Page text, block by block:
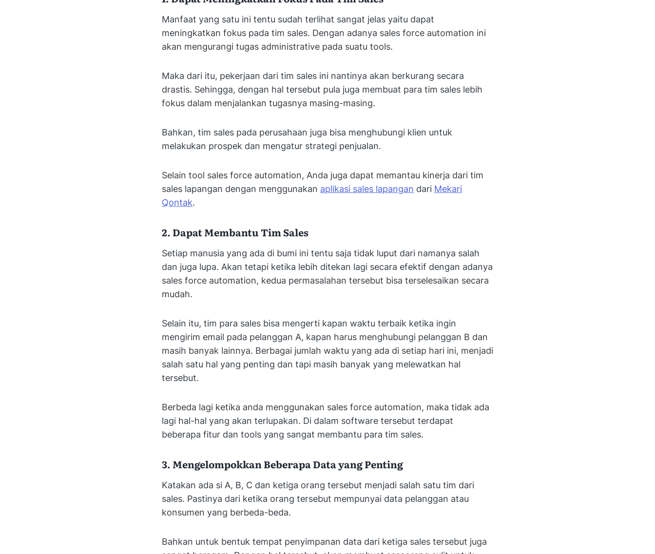
Manfaat yang satu ini tentu sudah terlihat sangat jelas yaitu dapat
meningkatkan fokus pada tim sales. Dengan adanya sales force automation ini
akan mengurangi tugas administrative pada suatu tools.
Maka dari itu, pekerjaan dari tim sales ini nantinya akan berkurang secara
drastis. Sehingga, dengan hal tersebut pula juga membuat para tim sales lebih
fokus dalam menjalankan tugasnya masing-masing.
Bahkan, tim sales pada perusahaan juga bisa menghubungi klien untuk
melakukan prospek dan mengatur strategi penjualan.
Selain tool sales force automation, Anda juga dapat memantau kinerja dari tim
sales lapangan dengan menggunakan aplikasi sales lapangan dari Mekari
Qontak.
2. Dapat Membantu Tim Sales
Setiap manusia yang ada di bumi ini tentu saja tidak luput dari namanya salah
dan juga lupa. Akan tetapi ketika lebih ditekan lagi secara efektif dengan adanya
sales force automation, kedua permasalahan tersebut bisa terselesaikan secara
mudah.
Selain itu, tim para sales bisa mengerti kapan waktu terbaik ketika ingin
mengirim email pada pelanggan A, kapan harus menghubungi pelanggan B dan
masih banyak lainnya. Berbagai jumlah waktu yang ada di setiap hari ini, menjadi
salah satu hal yang penting dan tapi masih banyak yang melewatkan hal
tersebut.
Berbeda lagi ketika anda menggunakan sales force automation, maka tidak ada
lagi hal-hal yang akan terlupakan. Di dalam software tersebut terdapat
beberapa fitur dan tools yang sangat membantu para tim sales.
3. Mengelompokkan Beberapa Data yang Penting
Katakan ada si A, B, C dan ketiga orang tersebut menjadi salah satu tim dari
sales. Pastinya dari ketika orang tersebut mempunyai data pelanggan atau
konsumen yang berbeda-beda.
Bahkan untuk bentuk tempat penyimpanan data dari ketiga sales tersebut juga